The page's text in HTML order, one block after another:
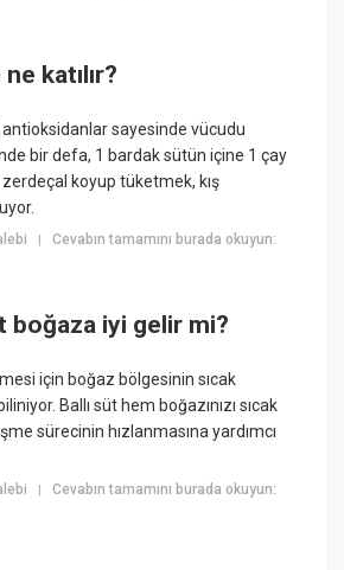
katılır?
sayesinde vücudu
bir defa, 1 bardak sütün içine 1 çay
zerdeçal koyup tüketmek, kış
|Cevabın tamamını burada okuyun:
boğaza iyi gelir mi?
için boğaz bölgesinin sıcak
Ballı süt hem boğazınızı sıcak
sürecinin hızlanmasına yardımcı
|Cevabın tamamını burada okuyun: